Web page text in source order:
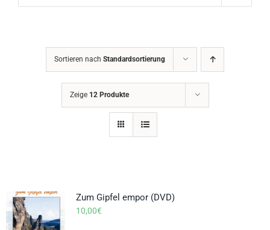
Sortieren nach Standardsortierung
Zeige 12 Produkte
Zum Gipfel empor (DVD)
10,00€